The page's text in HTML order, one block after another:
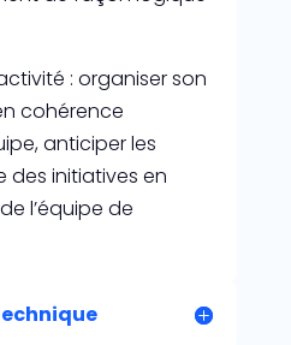
: organiser son
cohérence
anticiper les
des initiatives en
l’équipe de